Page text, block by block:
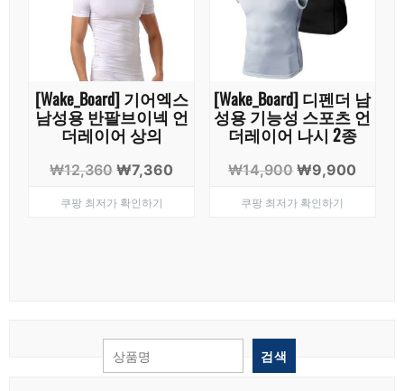
[Wake_Board] 기어엑스
남성용 반팔브이넥 언
더레이어 상의
₩12,360 원
가
₩7,360
쿠팡 최저가 확인하기
[Wake_Board] 디펜더 남
성용 기능성 스포츠 언
더레이어 나시 2종
₩14,900 원
가
₩9,900
쿠팡 최저가 확인하기
검색